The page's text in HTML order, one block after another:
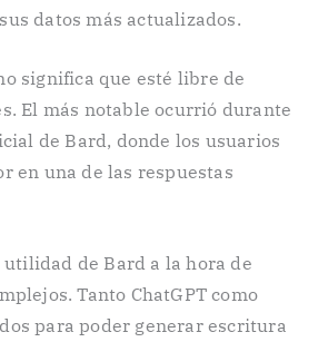
datos más actualizados.
significa que esté libre de
El más notable ocurrió durante
de Bard, donde los usuarios
en una de las respuestas
de Bard a la hora de
Tanto ChatGPT como
para poder generar escritura